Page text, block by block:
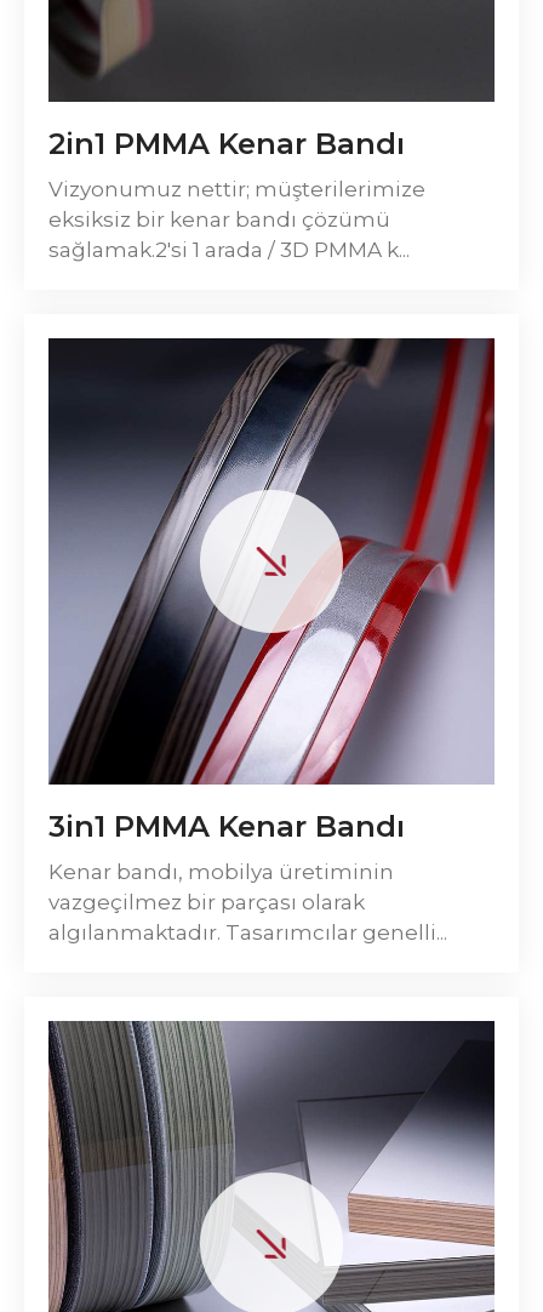
2in1 PMMA Kenar Bandı
Vizyonumuz nettir; müşterilerimize
eksiksiz bir kenar bandı çözümü
sağlamak.2'si 1 arada / 3D PMMA k...
3in1 PMMA Kenar Bandı
Kenar bandı, mobilya üretiminin
vazgeçilmez bir parçası olarak
algılanmaktadır. Tasarımcılar genelli...